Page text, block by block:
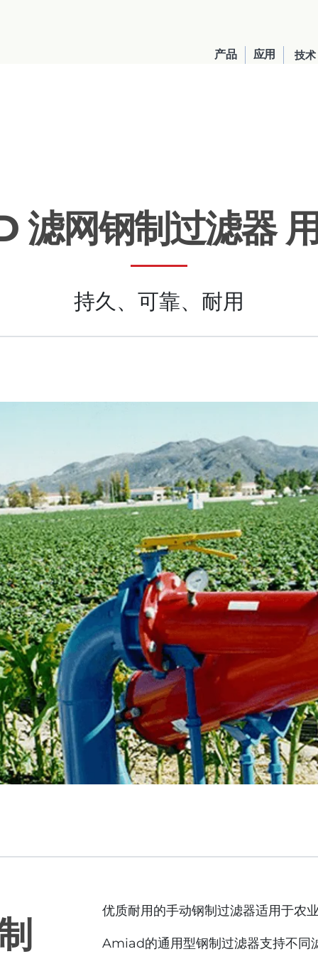
产品 应用 技术
United States
English
Russia
your current location, we recommend this Amiad
America-
滤网钢制过滤器
持久、可靠、耐用
优质耐用的手动钢制过滤器适用于农
Amiad的通用型钢制过滤器支持不同